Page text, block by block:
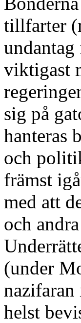
tillfarter
undantag
viktigast
sig på
hanteras
och
främst
med att
och
(under
nazifaran
helst